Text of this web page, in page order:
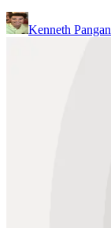
Kenneth Pangan